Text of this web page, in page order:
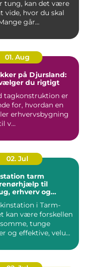
tung, kan det være
vide, hvor du skal
går...
01. Aug
på Djursland:
du rigtigt
tagkonstruktion er
for, hvordan en
erhvervsbygning
v...
02. Jul
tarm
til
erhverv og
i Tarm-
kan være forskellen
tunge
og effektive, velu...